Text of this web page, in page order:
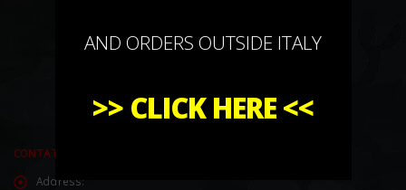
CONTATTACI
Address:
AND ORDERS OUTSIDE ITALY
>> CLICK HERE<<